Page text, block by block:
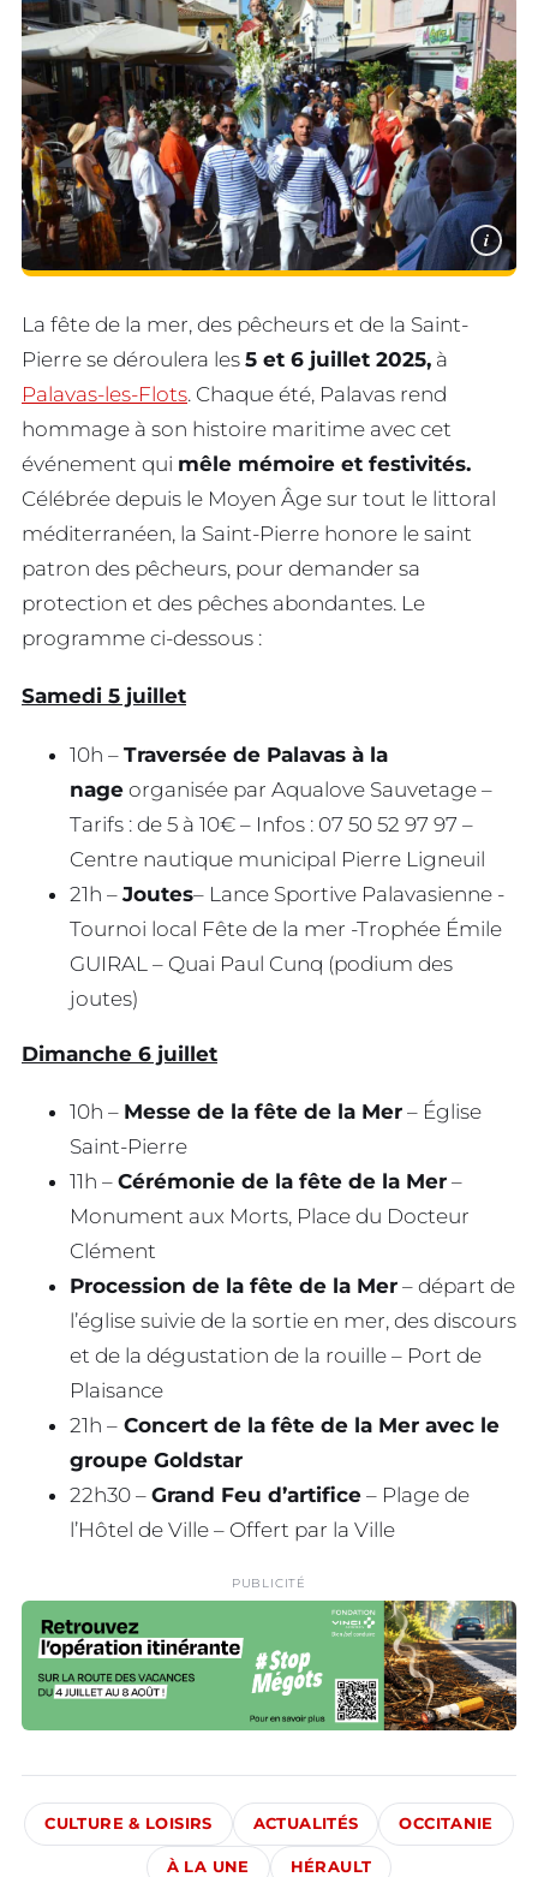
i
La fête de la mer, des pêcheurs et de la Saint-
Pierre se déroulera les 5 et 6 juillet 2025, à
Palavas-les-Flots. Chaque été, Palavas rend
hommage à son histoire maritime avec cet
événement qui mêle mémoire et festivités.
Célébrée depuis le Moyen Âge sur tout le littoral
méditerranéen, la Saint-Pierre honore le saint
patron des pêcheurs, pour demander sa
protection et des pêches abondantes. Le
programme ci-dessous :
Samedi 5 juillet
10h – Traversée de Palavas à la
nage organisée par Aqualove Sauvetage –
Tarifs : de 5 à 10€ – Infos : 07 50 52 97 97 –
Centre nautique municipal Pierre Ligneuil
21h – Joutes– Lance Sportive Palavasienne -
Tournoi local Fête de la mer -Trophée Émile
GUIRAL – Quai Paul Cunq (podium des
joutes)
Dimanche 6 juillet
10h – Messe de la fête de la Mer – Église
Saint-Pierre
11h – Cérémonie de la fête de la Mer –
Monument aux Morts, Place du Docteur
Clément
Procession de la fête de la Mer – départ de
l’église suivie de la sortie en mer, des discours
et de la dégustation de la rouille – Port de
Plaisance
21h – Concert de la fête de la Mer avec le
groupe Goldstar
22h30 – Grand Feu d’artifice – Plage de
l’Hôtel de Ville – Offert par la Ville
PUBLICITÉ
CULTURE & LOISIRS ACTUALITÉS OCCITANIE
À LA UNE HÉRAULT